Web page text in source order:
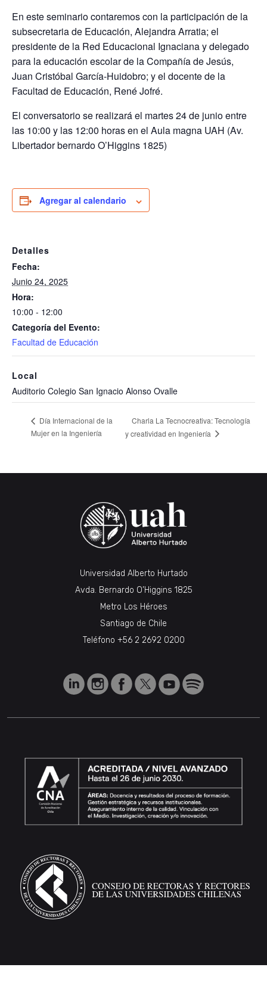
En este seminario contaremos con la participación de la
subsecretaria de Educación, Alejandra Arratia; el
presidente de la Red Educacional Ignaciana y delegado
para la educación escolar de la Compañía de Jesús,
Juan Cristóbal García-Huidobro; y el docente de la
Facultad de Educación, René Jofré.
El conversatorio se realizará el martes 24 de junio entre
las 10:00 y las 12:00 horas en el Aula magna UAH (Av.
Libertador bernardo O’Higgins 1825)
Agregar al calendario
Detalles
Fecha:
Junio 24, 2025
Hora:
10:00 - 12:00
Categoría del Evento:
Facultad de Educación
Local
Auditorio Colegio San Ignacio Alonso Ovalle
Día Internacional de la
Mujer en la Ingeniería
Charla La Tecnocreativa: Tecnología
y creatividad en Ingeniería
Universidad Alberto Hurtado
Avda. Bernardo O’Higgins 1825
Metro Los Héroes
Santiago de Chile
Teléfono +56 2 2692 0200